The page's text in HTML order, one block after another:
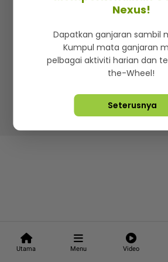
Utama Menu Video
Iklan di SMG360
Terma & Syarat Dasar
Lebih hot,
Hakcipta Terpelihara ©2026. Star
Nexus!
Dapatkan ganjaran sambil
Kumpul mata ganjaran
pelbagai aktiviti harian dan
the-Wheel!
Seterusnya